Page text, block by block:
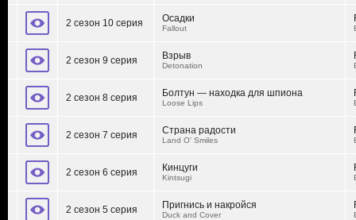
2 сезон 10 серия Осадки
Fallout
2 сезон 9 серия Взрыв
Detonation
2 сезон 8 серия Болтун — находка для шпиона
Loose Lips
2 сезон 7 серия Страна радости
Land O' Smiles
2 сезон 6 серия Кинцуги
Kintsugi
2 сезон 5 серия Пригнись и накройся
Duck and Cover